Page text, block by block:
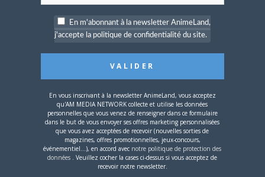
L’AnimeLand Hors-Série
– Spécial Posters est
disponible !
0
En m'abonnant à la newsletter AnimeLand,
j'accepte la politique de confidentialité du site.
En vous inscrivant à la newsletter AnimeLand, vous acceptez
qu'AM MEDIA NETWORK collecte et utilise les données
personnelles que vous venez de renseigner dans ce formulaire
dans le but de vous envoyer ses offres marketing personnalisées
que vous avez acceptées de recevoir (nouvelles sorties de
magazines, offres promotionnelles, jeux-concours,
événementiel...), en accord avec notre politique de protection des
données . Veuillez cocher la cases ci-dessus si vous acceptez de
recevoir notre newsletter.